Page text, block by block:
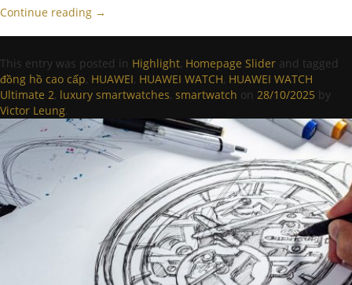
Continue reading →
This entry was posted in Highlight, Homepage Slider and tagged
đồng hồ cao cấp, HUAWEI, HUAWEI WATCH, HUAWEI WATCH
Ultimate 2, luxury smartwatches, smartwatch on 28/10/2025 by
Victor Leung.